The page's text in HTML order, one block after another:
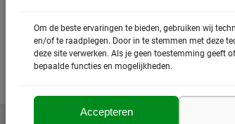
Om de beste ervaringen te bieden, gebruiken wij
en/of te raadplegen. Door in te stemmen met deze
deze site verwerken. Als je geen toestemming geeft
bepaalde functies en mogelijkheden.
Accepteren